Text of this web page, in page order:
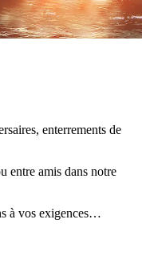
enterrements de
entre amis dans notre
à vos exigences…